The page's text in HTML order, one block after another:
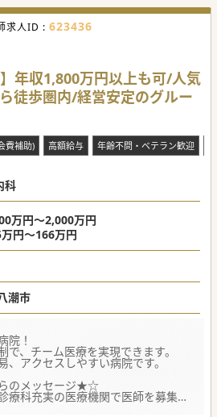
求人ID : 623436
年収1,800万円以上も可/人気
徒歩圏内/経営安定のグルー
費補助) 高額給与 年齢不問・ベテラン歓迎
科
万円～2,000万円
円～166万円
玉県 八潮市
院！
、チーム医療を実現できます。
アクセスしやすい病院です。
のメッセージ★☆
療科充実の医療機関で医師を募集！
した環境ですので、ご自身の診療に